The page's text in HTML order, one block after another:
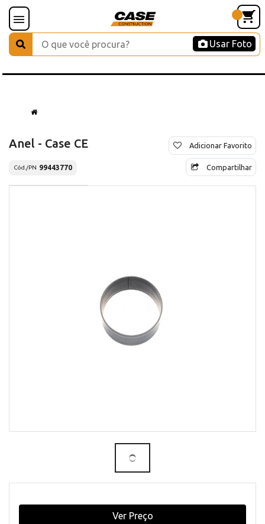
Usar Foto
Anel - Case CE
Cód./PN 99443770
Adicionar Favorito
Compartilhar
Ver Preço